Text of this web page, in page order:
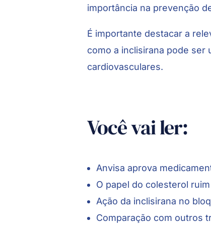
importância na prevenção
É importante destacar a
como a inclisirana pode ser
cardiovasculares.
Você vai ler:
Anvisa aprova
O papel do colesterol
Ação da inclisirana no
Comparação com outros